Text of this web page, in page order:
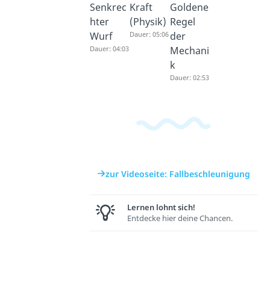
Senkrec
hter
Wurf
Dauer: 04:03
Kraft
(Physik)
Dauer: 05:06
Goldene
Regel
der
Mechani
k
Dauer: 02:53
zur Videoseite: Fallbeschleunigung
Lernen lohnt sich!
Entdecke hier deine Chancen.